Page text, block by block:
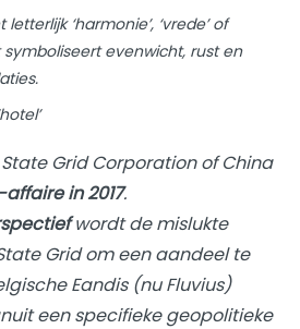
‘harmonie’, ‘vrede’ of
symboliseert evenwicht, rust en
Grid Corporation of China
affaire in 2017.
wordt de mislukte
Grid om een aandeel te
Eandis (nu Fluvius)
een specifieke geopolitieke